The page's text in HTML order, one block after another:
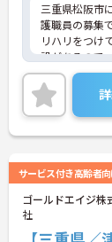
三重県松阪市
護職員の募集
リハリをつけ
設があるので
っています◎
伝えしますの
サービス付き高齢者向
ゴールドエイジ株
社